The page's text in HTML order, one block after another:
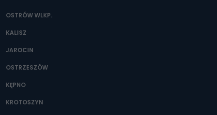
OSTRÓW WLKP.
KALISZ
JAROCIN
OSTRZESZÓW
KĘPNO
KROTOSZYN